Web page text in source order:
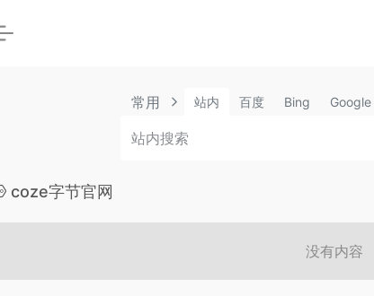
常用 站内 百度 Bing Google
coze字节官网
没有内容